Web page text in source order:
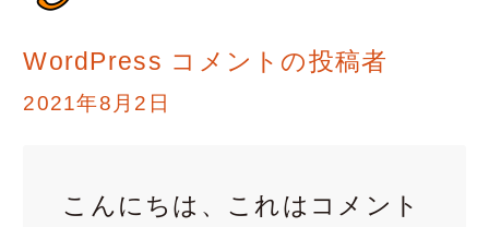
WordPress コメントの投稿者
2021年8月2日
こんにちは、これはコメント